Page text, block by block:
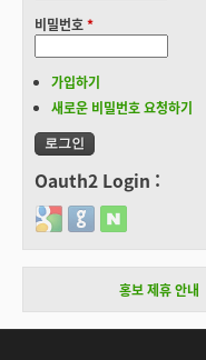
비밀번호*
가입하기
새로운 비밀번호 요청하기
Oauth2 Login :
Login with Google
Login with GitHub
Login with Naver
홍보 제휴 안내